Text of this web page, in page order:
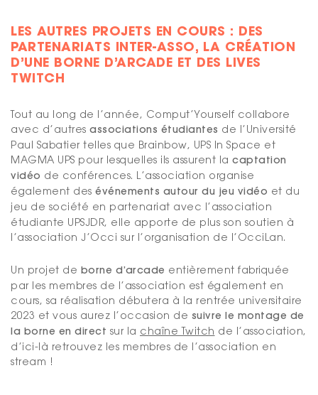
LES AUTRES PROJETS EN COURS : DES
PARTENARIATS INTER-ASSO, LA CRÉATION
D’UNE BORNE D’ARCADE ET DES LIVES
TWITCH
Tout au long de l’année, Comput’Yourself collabore
avec d’autres associations étudiantes de l’Université
Paul Sabatier telles que Brainbow, UPS In Space et
MAGMA UPS pour lesquelles ils assurent la captation
vidéo de conférences. L’association organise
également des événements autour du jeu vidéo et du
jeu de société en partenariat avec l’association
étudiante UPSJDR, elle apporte de plus son soutien à
l’association J’Occi sur l’organisation de l’OcciLan.
Un projet de borne d’arcade entièrement fabriquée
par les membres de l’association est également en
cours, sa réalisation débutera à la rentrée universitaire
2023 et vous aurez l’occasion de suivre le montage de
la borne en direct sur la chaîne Twitch de l’association,
d’ici-là retrouvez les membres de l’association en
stream !